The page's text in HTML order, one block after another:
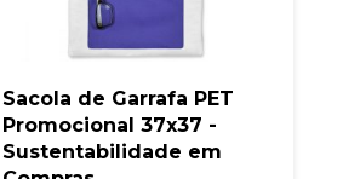
Sacola de Garrafa PET
Promocional 37x37 -
Sustentabilidade em
A nossa empresa está
marketing. Você pode alterar suas